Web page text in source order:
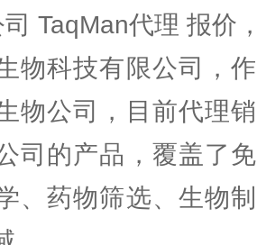
TaqMan代理 报价
物科技有限公司，
物公司，目前代理
司的产品，覆盖了
、药物筛选、生物